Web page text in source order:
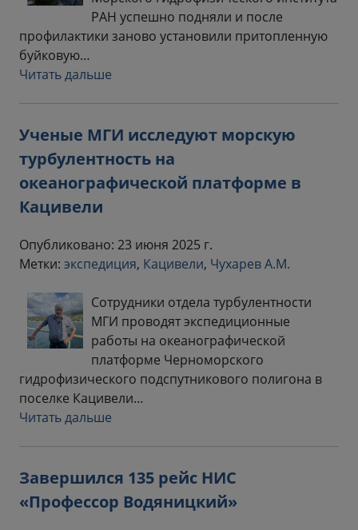
РАН успешно подняли и после
профилактики заново установили притопленную
буйковую…
Читать дальше
Ученые МГИ исследуют морскую
турбулентность на
океанографической платформе в
Кацивели
Опубликовано: 23 июня 2025 г.
Метки: экспедиция, Кацивели, Чухарев А.М.
Сотрудники отдела турбулентности
МГИ проводят экспедиционные
работы на океанографической
платформе Черноморского
гидрофизического подспутникового полигона в
поселке Кацивели…
Читать дальше
Завершился 135 рейс НИС
«Профессор Водяницкий»